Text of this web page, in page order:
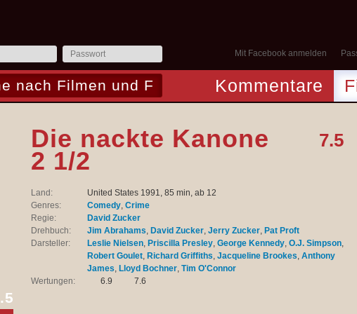
Mit Facebook anmelden
Kommentare
7.5
Die nackte Kanone
2 1/2
Land:
United States 1991, 85 min, ab 12
Genres:
Comedy, Crime
Regie:
David Zucker
Drehbuch:
Jim Abrahams, David Zucker, Jerry Zucker, Pat Proft
Darsteller:
Leslie Nielsen, Priscilla Presley, George Kennedy, O.J. Simpson,
Robert Goulet, Richard Griffiths, Jacqueline Brookes, Anthony
James, Lloyd Bochner, Tim O'Connor
Wertungen:
6.9 7.6